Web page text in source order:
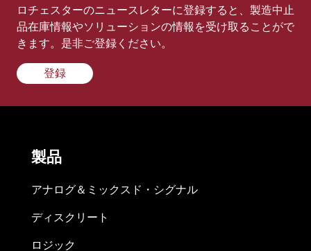
ロチェスターのニュースレターに登録すると、製造中止
品在庫情報やソリューションの情報を受け取ることがで
きます。是非ご登録ください。
登録
製品
アナログ＆ミックスド・シグナル
ディスクリート
ロジック